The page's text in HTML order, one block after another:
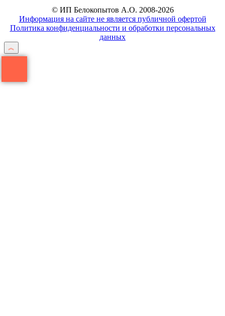
© ИП Белокопытов А.О. 2008-2026
Информация на сайте не является публичной офертой
Политика конфиденциальности и обработки персональных
данных